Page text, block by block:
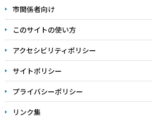
こ
ま
で
市関係者向け
このサイトの使い方
アクセシビリティポリシー
サイトポリシー
プライバシーポリシー
リンク集